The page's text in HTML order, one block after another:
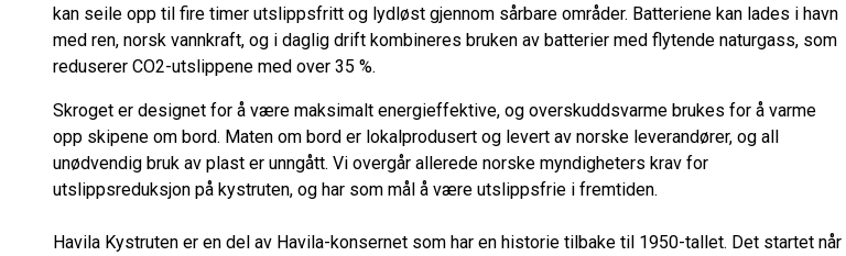
kan seile opp til fire timer utslippsfritt og lydløst gjennom sårbare områder. Batteriene kan lades i havn
med ren, norsk vannkraft, og i daglig drift kombineres bruken av batterier med flytende naturgass, som
reduserer CO2-utslippene med over 35 %.
Skroget er designet for å være maksimalt energieffektive, og overskuddsvarme brukes for å varme
opp skipene om bord. Maten om bord er lokalprodusert og levert av norske leverandører, og all
unødvendig bruk av plast er unngått. Vi overgår allerede norske myndigheters krav for
utslippsreduksjon på kystruten, og har som mål å være utslippsfrie i fremtiden.
Havila Kystruten er en del av Havila-konsernet som har en historie tilbake til 1950-tallet. Det startet når